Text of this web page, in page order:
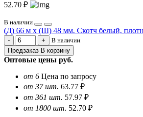
52.70 ₽
В наличии
(Д) 66 м х (Ш) 48 мм. Скотч белый,
В наличии
Предзаказ В корзину
Оптовые цены руб.
от 6 Цена по запросу
от 37 шт. 63.77 ₽
от 361 шт. 57.97 ₽
от 1800 шт. 52.70 ₽